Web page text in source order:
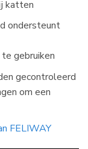
katten
ondersteunt
te gebruiken
gecontroleerd
om een
FELIWAY